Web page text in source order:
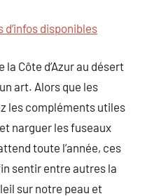
d’infos disponibles
la Côte d’Azur au désert
art. Alors que les
les compléments utiles
narguer les fuseaux
toute l’année, ces
sentir entre autres la
sur notre peau et